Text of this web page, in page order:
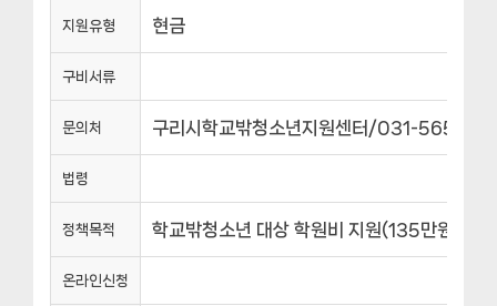
지원유형 현금
구비서류
문의처 구리시학교밖청소년지원센터/031-565-
법령
정책목적 학교밖청소년 대상 학원비 지원(135만원 이내)
온라인신청